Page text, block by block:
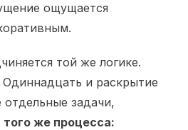
ощущается
той же логике.
и раскрытие
задачи,
же процесса: